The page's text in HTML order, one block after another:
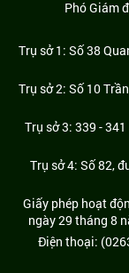
Phó Giám
Trụ sở 1: Số 38
Trụ sở 2: Số 10
Trụ sở 3: 339 -
Trụ sở 4: Số 82,
Giấy phép hoạt
ngày 29 tháng 8
Điện thoại: